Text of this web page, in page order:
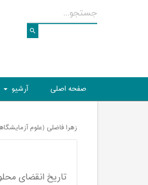
صفحه اصلی آرشیو
زهرا فاضلی (علوم
تاریخ انقضای